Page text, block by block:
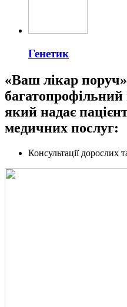
Генетик
«Ваш лікар
який надає
медичних послуг:
Консультації дорослих